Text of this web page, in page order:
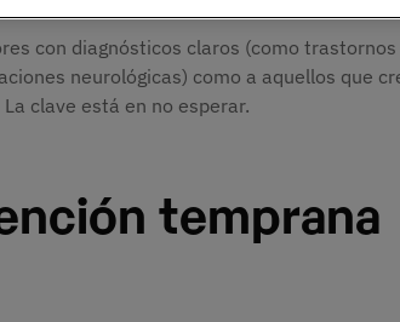
con diagnósticos claros (como
neurológicas) como a aquellos que
clave está en no esperar.
temprana